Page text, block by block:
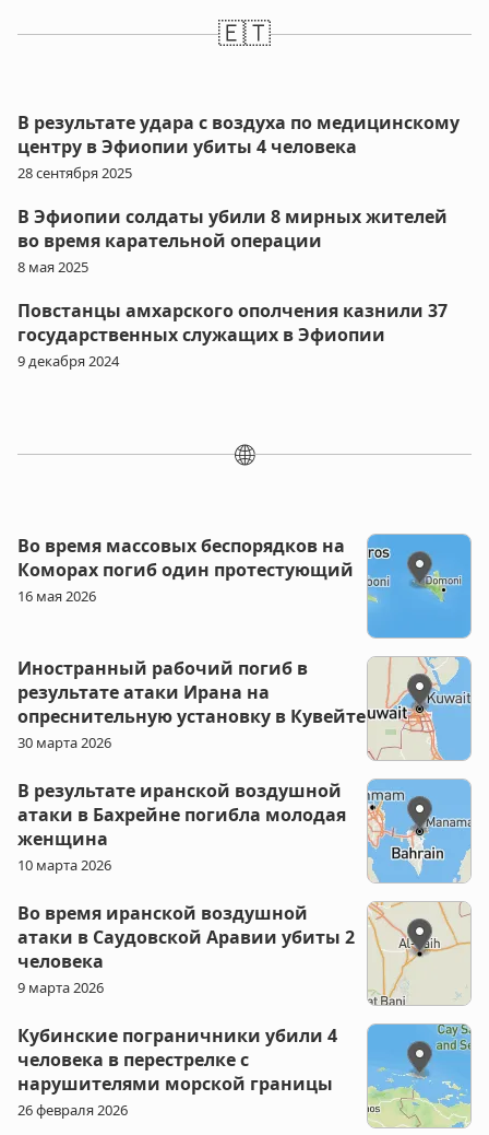
🇪🇹
В результате удара с воздуха по медицинскому
центру в Эфиопии убиты 4 человека
28 сентября 2025
В Эфиопии солдаты убили 8 мирных жителей
во время карательной операции
8 мая 2025
Повстанцы амхарского ополчения казнили 37
государственных служащих в Эфиопии
9 декабря 2024
🌐
Во время массовых беспорядков на
Коморах погиб один протестующий
16 мая 2026
Иностранный рабочий погиб в
результате атаки Ирана на
опреснительную установку в Кувейте
30 марта 2026
В результате иранской воздушной
атаки в Бахрейне погибла молодая
женщина
10 марта 2026
Во время иранской воздушной
атаки в Саудовской Аравии убиты 2
человека
9 марта 2026
Кубинские пограничники убили 4
человека в перестрелке с
нарушителями морской границы
26 февраля 2026